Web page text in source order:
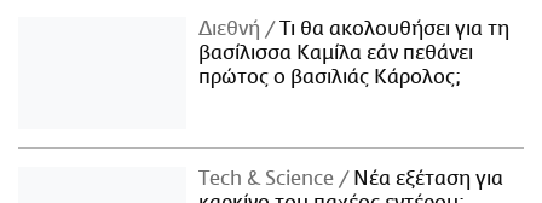
Διεθνή
Τι θα ακολουθήσει για τη
βασίλισσα Καμίλα εάν πεθάνει
πρώτος ο βασιλιάς Κάρολος;
Τech & Science
Νέα εξέταση για